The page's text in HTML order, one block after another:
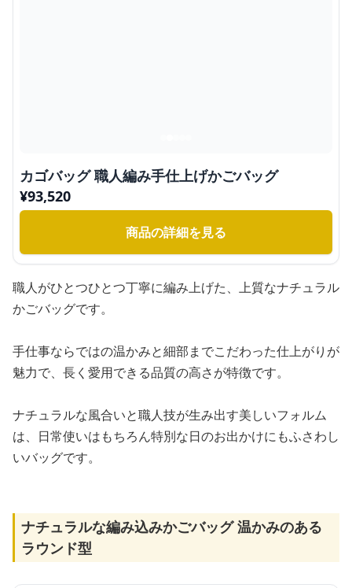
カゴバッグ 職人編み手仕上げかごバッグ
¥93,520
商品の詳細を見る
職人がひとつひとつ丁寧に編み上げた、上質なナチュラル
かごバッグです。
手仕事ならではの温かみと細部までこだわった仕上がりが
魅力で、長く愛用できる品質の高さが特徴です。
ナチュラルな風合いと職人技が生み出す美しいフォルム
は、日常使いはもちろん特別な日のお出かけにもふさわし
いバッグです。
ナチュラルな編み込みかごバッグ 温かみのある
ラウンド型